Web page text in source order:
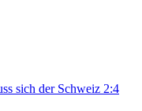
sich der Schweiz 2:4